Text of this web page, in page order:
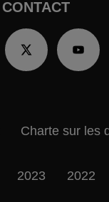
CONTACT
Charte sur les
2023 2022